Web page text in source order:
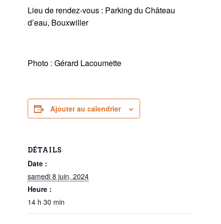
Lieu de rendez-vous : Parking du Château
d’eau, Bouxwiller
Photo : Gérard Lacoumette
Ajouter au calendrier
DÉTAILS
Date :
samedi 8 juin, 2024
Heure :
14 h 30 min